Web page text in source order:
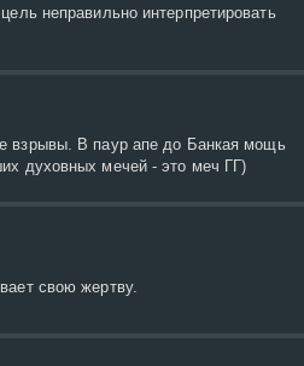
неправильно интерпретировать
взрывы. В паур апе до Банкая мощь
духовных мечей - это меч ГГ)
свою жертву.